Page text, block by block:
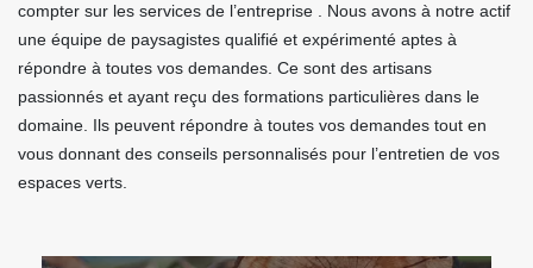
compter sur les services de l’entreprise . Nous avons à notre actif
une équipe de paysagistes qualifié et expérimenté aptes à
répondre à toutes vos demandes. Ce sont des artisans
passionnés et ayant reçu des formations particulières dans le
domaine. Ils peuvent répondre à toutes vos demandes tout en
vous donnant des conseils personnalisés pour l’entretien de vos
espaces verts.